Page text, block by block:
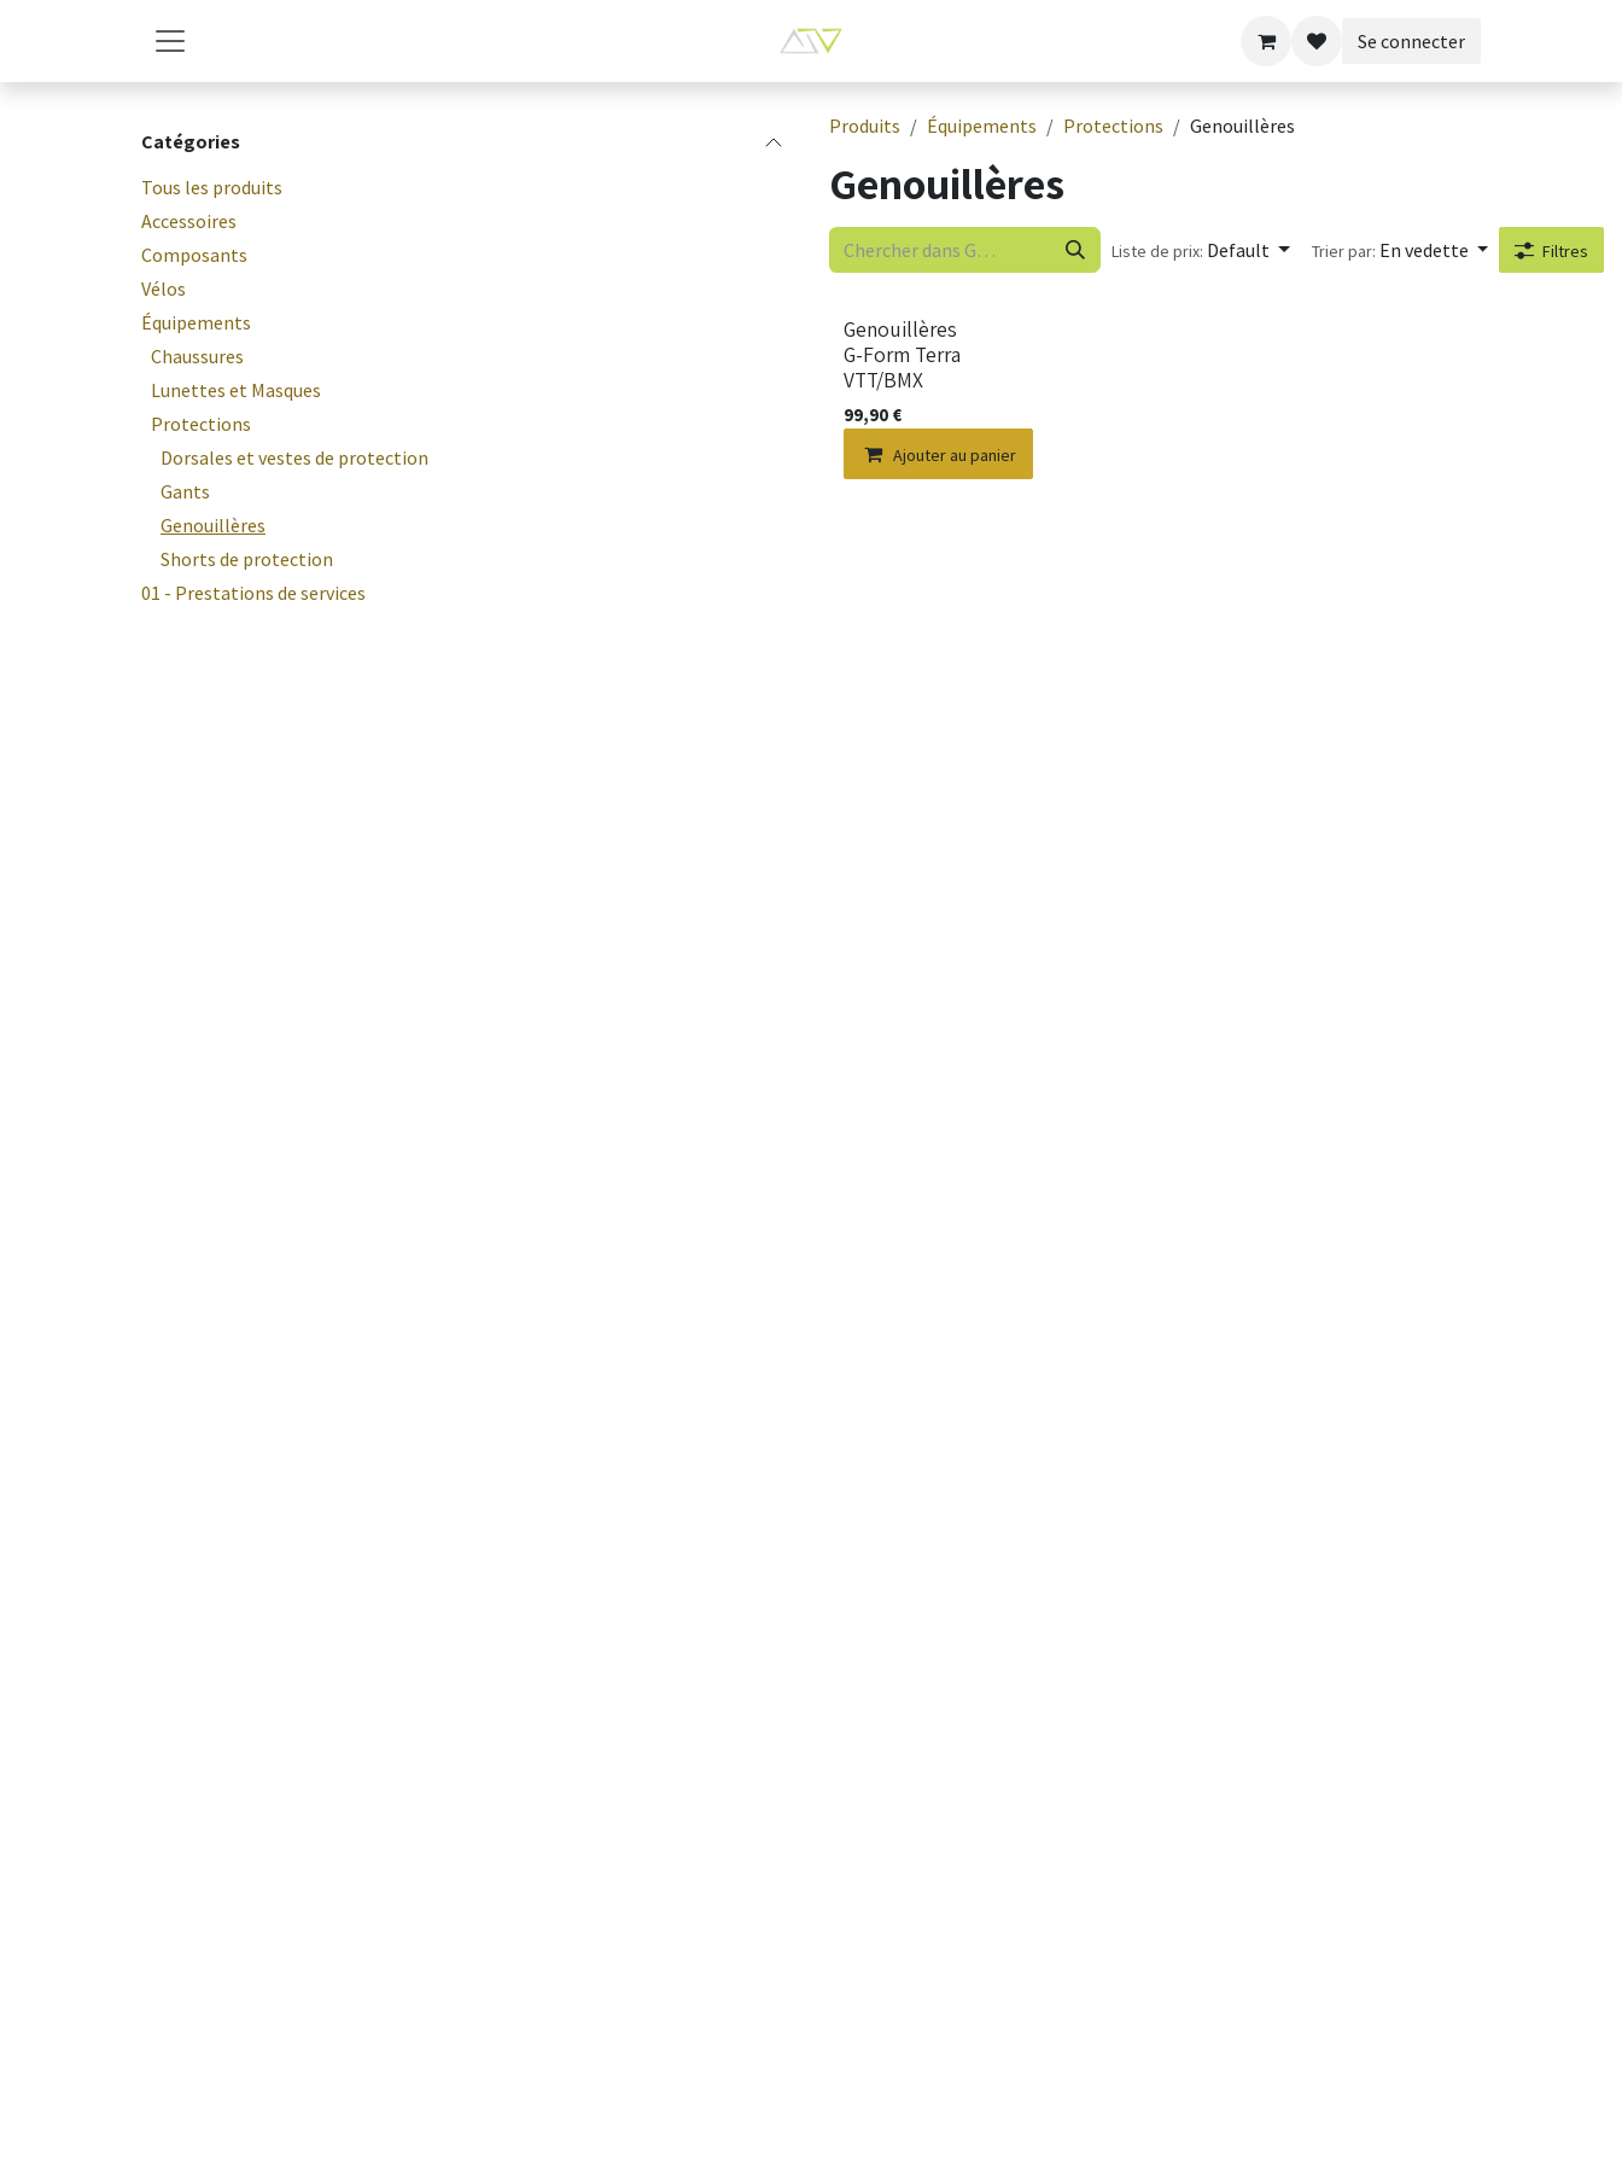
Se connecter
Catégories
Tous les produits
Accessoires
Composants
Vélos
Équipements
Chaussures
Lunettes et Masques
Protections
Dorsales et vestes de protection
Gants
Genouillères
Shorts de protection
01 - Prestations de services
Produits Équipements Protections Genouillères
Genouillères
Liste de prix: Default Trier par: En vedette Filtres
Genouillères
G-Form Terra
VTT/BMX
99,90 €
Ajouter au panier